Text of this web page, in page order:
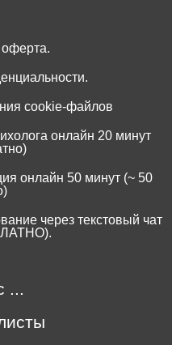
cookie-файлов
онлайн 20 минут
онлайн 50 минут (~ 50
через текстовый чат
...